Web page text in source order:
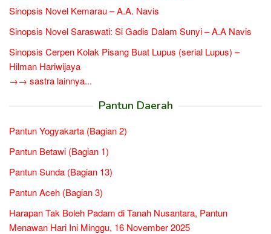
Sinopsis Novel Kemarau – A.A. Navis
Sinopsis Novel Saraswati: Si Gadis Dalam Sunyi – A.A Navis
Sinopsis Cerpen Kolak Pisang Buat Lupus (serial Lupus) –
Hilman Hariwijaya
→→ sastra lainnya...
Pantun Daerah
Pantun Yogyakarta (Bagian 2)
Pantun Betawi (Bagian 1)
Pantun Sunda (Bagian 13)
Pantun Aceh (Bagian 3)
Harapan Tak Boleh Padam di Tanah Nusantara, Pantun
Menawan Hari Ini Minggu, 16 November 2025